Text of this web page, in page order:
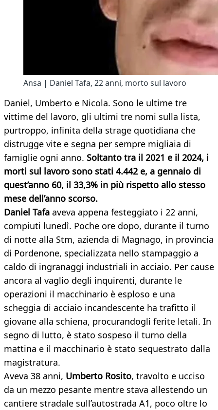
Ansa | Daniel Tafa, 22 anni, morto sul lavoro
Daniel, Umberto e Nicola. Sono le ultime tre
vittime del lavoro, gli ultimi tre nomi sulla lista,
purtroppo, infinita della strage quotidiana che
distrugge vite e segna per sempre migliaia di
famiglie ogni anno. Soltanto tra il 2021 e il 2024, i
morti sul lavoro sono stati 4.442 e, a gennaio di
quest’anno 60, il 33,3% in più rispetto allo stesso
mese dell’anno scorso.
Daniel Tafa aveva appena festeggiato i 22 anni,
compiuti lunedì. Poche ore dopo, durante il turno
di notte alla Stm, azienda di Magnago, in provincia
di Pordenone, specializzata nello stampaggio a
caldo di ingranaggi industriali in acciaio. Per cause
ancora al vaglio degli inquirenti, durante le
operazioni il macchinario è esploso e una
scheggia di acciaio incandescente ha trafitto il
giovane alla schiena, procurandogli ferite letali. In
segno di lutto, è stato sospeso il turno della
mattina e il macchinario è stato sequestrato dalla
magistratura.
Aveva 38 anni, Umberto Rosito, travolto e ucciso
da un mezzo pesante mentre stava allestendo un
cantiere stradale sull’autostrada A1, poco oltre lo